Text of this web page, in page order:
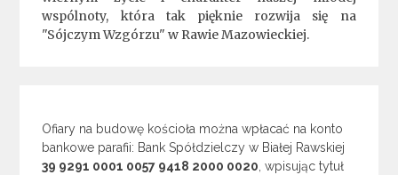
wspólnoty, która tak pięknie rozwija się na
"Sójczym Wzgórzu" w Rawie Mazowieckiej.
Ofiary na budowę kościoła można wpłacać na konto
bankowe parafii: Bank Spółdzielczy w Białej Rawskiej
39 9291 0001 0057 9418 2000 0020, wpisując tytuł